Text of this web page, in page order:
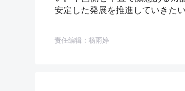
安定した発展を推進していきた
责任编辑：杨雨婷